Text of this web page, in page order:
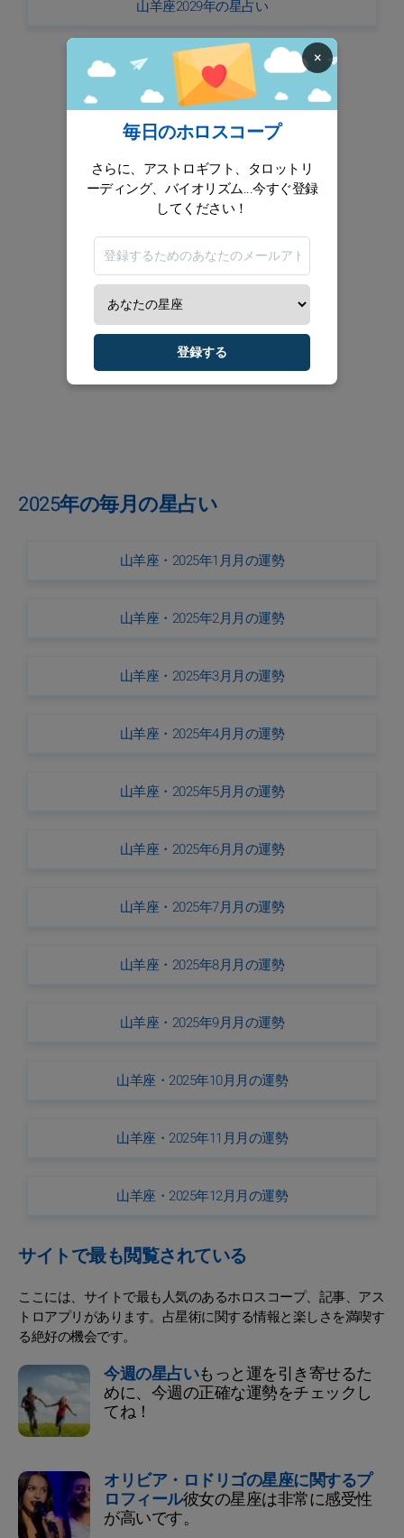
山羊座2029年の星占い
2025年の毎月の星占い
山羊座・2025年1月月の運勢
山羊座・2025年2月月の運勢
山羊座・2025年3月月の運勢
山羊座・2025年4月月の運勢
山羊座・2025年5月月の運勢
山羊座・2025年6月月の運勢
山羊座・2025年7月月の運勢
山羊座・2025年8月月の運勢
山羊座・2025年9月月の運勢
山羊座・2025年10月月の運勢
山羊座・2025年11月月の運勢
山羊座・2025年12月月の運勢
サイトで最も閲覧されている
ここには、サイトで最も人気のあるホロスコープ、記事、アス
トロアプリがあります。占星術に関する情報と楽しさを満喫す
る絶好の機会です。
今週の星占いもっと運を引き寄せるた
めに、今週の正確な運勢をチェックし
てね！
オリビア・ロドリゴの星座に関するプ
ロフィール彼女の星座は非常に感受性
が高いです。
×
毎日のホロスコープ
さらに、アストロギフト、タロットリ
ーディング、バイオリズム...今すぐ登録
してください！
登録する